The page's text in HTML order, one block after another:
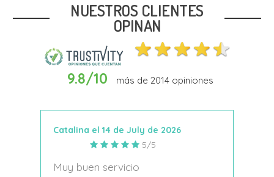
NUESTROS CLIENTES
OPINAN
9.8/10 más de 2014opiniones
Catalina el 14 de July de 2026
5/5
Muy buen servicio